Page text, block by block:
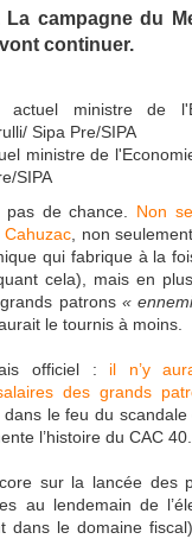
campagne du
continuer.
ministre de
SIPA
pas de chance. Non
Cahuzac, non
qui fabrique à la
cela), mais en
patrons «
le tournis à moins.
officiel : il n’y
des grands
le feu du
l’histoire du CAC 40.
sur la lancée des
au lendemain de
dans le domaine